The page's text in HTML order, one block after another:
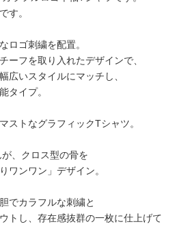
す。
ロゴ刺繍を配置。
ーフを取り入れたデザインで、
広いスタイルにマッチし、
タイプ。
ストなグラフィックTシャツ。
、クロス型の骨を
ワンワン」デザイン。
でカラフルな刺繍と
トし、存在感抜群の一枚に仕上げて